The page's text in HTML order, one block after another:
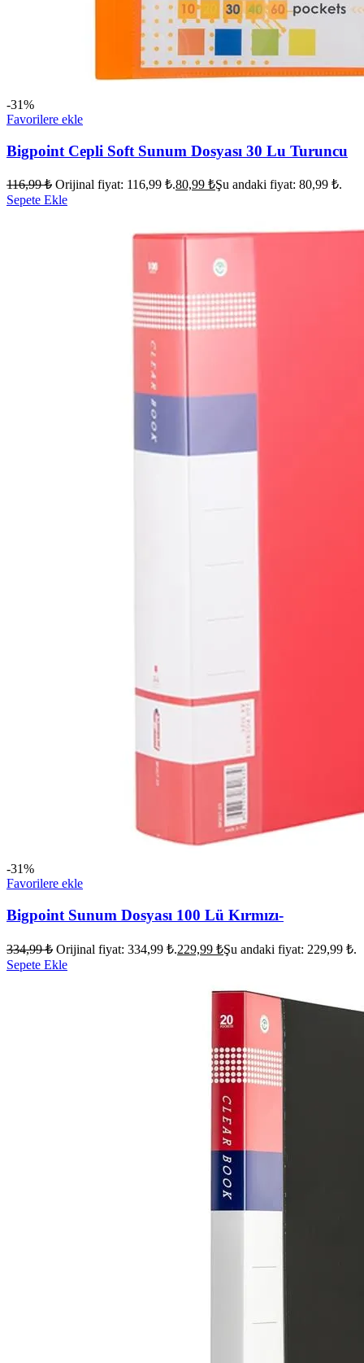
-31%
Favorilere ekle
Bigpoint Cepli Soft Sunum Dosyası 30 Lu Turuncu
116,99₺ Orijinal fiyat: 116,99 ₺.80,99 ₺Şu andaki fiyat: 80,99 ₺.
Sepete Ekle
-31%
Favorilere ekle
Bigpoint Sunum Dosyası 100 Lü Kırmızı-
334,99₺ Orijinal fiyat: 334,99 ₺.229,99 ₺Şu andaki fiyat: 229,99 ₺.
Sepete Ekle